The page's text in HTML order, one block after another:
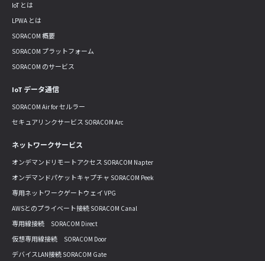
IoT とは
LPWA とは
SORACOM 概要
SORACOM プラットフォーム
SORACOM のサービス
IoT データ通信
SORACOM Air for セルラー
セキュアリンクサービス SORACOM Arc
ネットワークサービス
オンデマンドリモートアクセス SORACOM Napter
オンデマンドパケットキャプチャ SORACOM Peek
専用ネットワークゲートウェイ VPG
AWSとのプライベート接続 SORACOM Canal
専用線接続 SORACOM Direct
仮想専用線接続 SORACOM Door
デバイスLAN接続 SORACOM Gate